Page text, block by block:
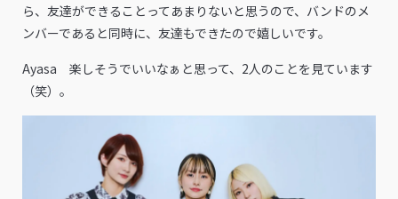
ら、友達ができることってあまりないと思うので、バンドのメ
ンバーであると同時に、友達もできたので嬉しいです。
Ayasa 楽しそうでいいなぁと思って、2人のことを見ています
（笑）。